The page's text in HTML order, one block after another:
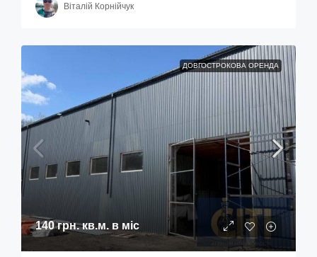
Віталій Корнійчук
ДОВГОСТРОКОВА ОРЕНДА
140 грн.кв.м. в міс